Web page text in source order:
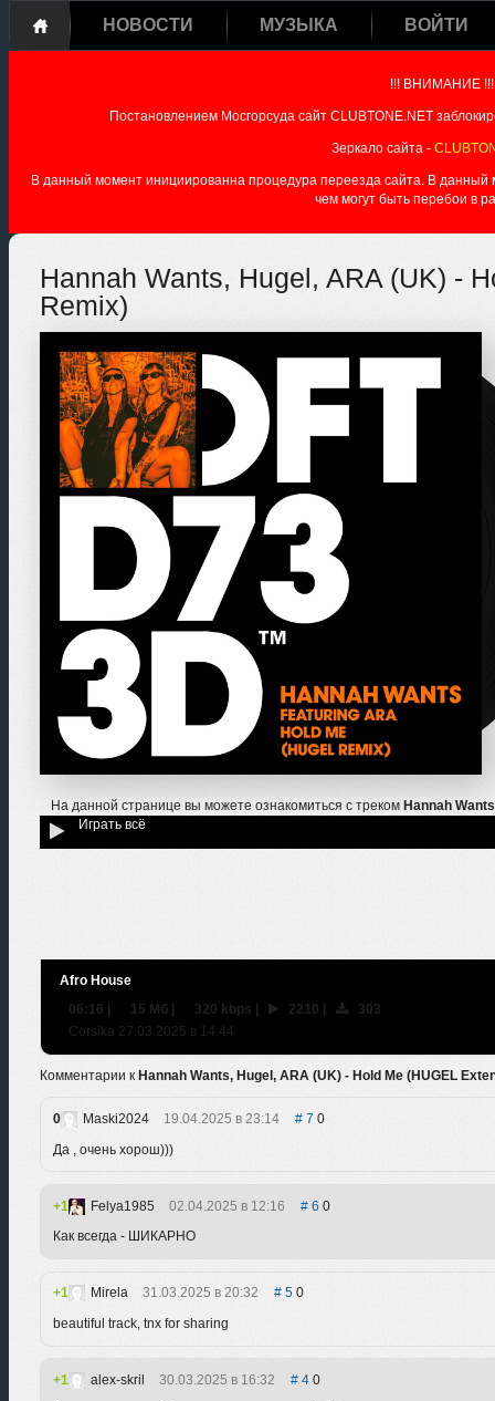
НОВОСТИ МУЗЫКА ВОЙТИ
!!! ВНИМАНИЕ !!!
Постановлением Мосгорсуда сайт CLUBTONE.NET
Зеркало сайта -
В данный момент инициированна процедура переезда сайта. В данный
чем могут быть перебои в
Hannah Wants, Hugel, ARA (UK) -
Remix)
На данной странице вы можете ознакомиться с треком Hannah
Играть всё
Afro House
06:16 | 15 Мб | 320 kbps | 2210 |
303
Сorsikа 27.03.2025 в 14:44
Комментарии к Hannah Wants, Hugel, ARA (UK) - Hold Me (HUGEL
0 Maski2024 19.04.2025 в 23:14 7 0
Да , очень хорош)))
1 Felya1985 02.04.2025 в 12:16 6 0
Как всегда - ШИКАРНО
1 Mirela 31.03.2025 в 20:32 50
beautiful track, tnx for sharing
1 alex-skril 30.03.2025 в 16:32 40